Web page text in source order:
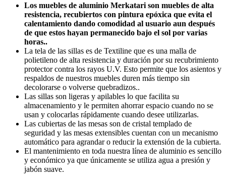
Los muebles de aluminio Merkatari son muebles de alta
resistencia, recubiertos con pintura epóxica que evita el
calentamiento dando comodidad al usuario aun después
de que estos hayan permanecido bajo el sol por varias
horas..
La tela de las sillas es de Textiline que es una malla de
polietileno de alta resistencia y duración por su recubrimiento
protector contra los rayos U.V. Esto permite que los asientos y
respaldos de nuestros muebles duren más tiempo sin
decolorarse o volverse quebradizos..
Las sillas son ligeras y apilables lo que facilita su
almacenamiento y le permiten ahorrar espacio cuando no se
usan y colocarlas rápidamente cuando desee utilizarlas.
Las cubiertas de las mesas son de cristal templado de
seguridad y las mesas extensibles cuentan con un mecanismo
automático para agrandar o reducir la extensión de la cubierta.
El mantenimiento en toda nuestra línea de aluminio es sencillo
y económico ya que únicamente se utiliza agua a presión y
jabón suave.